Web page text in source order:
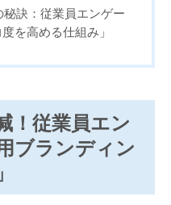
訣：従業員エンゲー
を高める仕組み」
！従業員エン
ブランディン